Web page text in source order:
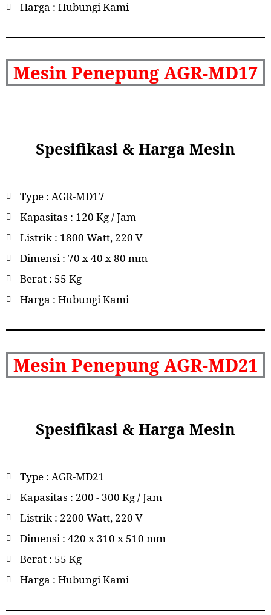
Harga : Hubungi Kami
Mesin Penepung AGR-MD17
Spesifikasi & Harga Mesin
Type : AGR-MD17
Kapasitas : 120 Kg / Jam
Listrik : 1800 Watt, 220 V
Dimensi : 70 x 40 x 80 mm
Berat : 55 Kg
Harga : Hubungi Kami
Mesin Penepung AGR-MD21
Spesifikasi & Harga Mesin
Type : AGR-MD21
Kapasitas : 200 - 300 Kg / Jam
Listrik : 2200 Watt, 220 V
Dimensi : 420 x 310 x 510 mm
Berat : 55 Kg
Harga : Hubungi Kami